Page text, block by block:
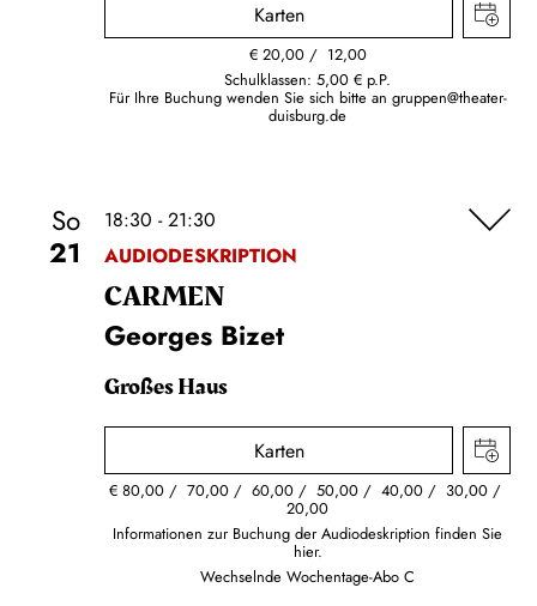
Karten
€ 20,00
12,00
Schulklassen: 5,00 € p.P.
Für Ihre Buchung wenden Sie sich bitte an gruppen@theater-
duisburg.de
So
21
18:30 - 21:30
AUDIODESKRIPTION
CARMEN
Georges Bizet
Großes Haus
Karten
€80,00 70,00 60,00 50,00 40,00 30,00
20,00
Informationen zur Buchung der Audiodeskription finden Sie
hier.
Wechselnde Wochentage-Abo C